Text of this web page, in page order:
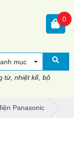
mục
từ, nhiệt kế, bộ
0
Panasonic